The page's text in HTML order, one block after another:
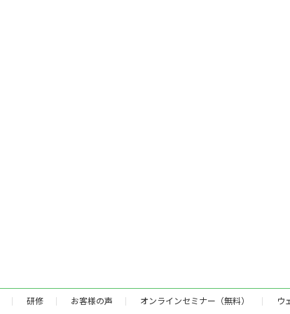
研修 お客様の声 オンラインセミナー（無料） ウ